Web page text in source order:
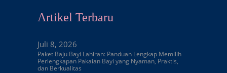
Artikel Terbaru
Juli 8, 2026
Paket Baju Bayi Lahiran: Panduan Lengkap Memilih
Perlengkapan Pakaian Bayi yang Nyaman, Praktis,
dan Berkualitas